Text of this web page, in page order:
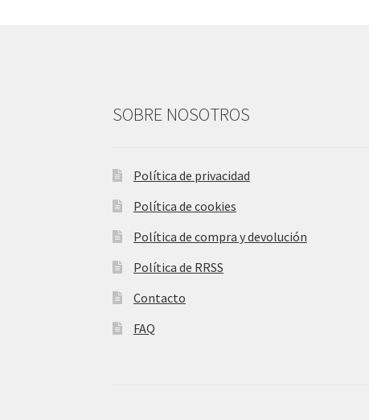
SOBRE NOSOTROS
Política de privacidad
Política de cookies
Política de compra y devolución
Política de RRSS
Contacto
FAQ